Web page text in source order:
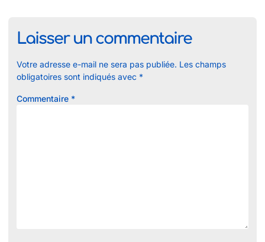
Laisser un commentaire
Votre adresse e-mail ne sera pas publiée. Les champs
obligatoires sont indiqués avec *
Commentaire *